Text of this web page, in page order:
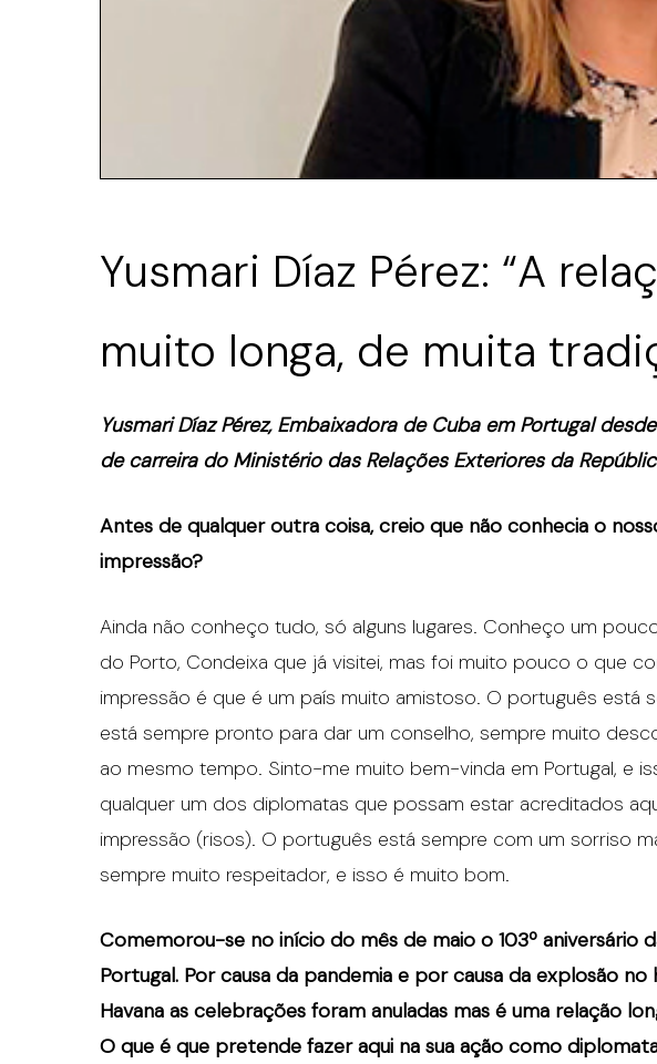
Yusmari Díaz Pérez: “A
muito longa, de muita
Yusmari Díaz Pérez, Embaixadora de Cuba em Portugal
de carreira do Ministério das Relações Exteriores da
Antes de qualquer outra coisa, creio que não conhecia o
impressão?
Ainda não conheço tudo, só alguns lugares. Conheço um
do Porto, Condeixa que já visitei, mas foi muito pouco o que
impressão é que é um país muito amistoso. O português está
está sempre pronto para dar um conselho, sempre muito
ao mesmo tempo. Sinto-me muito bem-vinda em Portugal, e
qualquer um dos diplomatas que possam estar acreditados
impressão (risos). O português está sempre com um sorriso
sempre muito respeitador, e isso é muito bom.
Comemorou-se no início do mês de maio o 103º aniversário
Portugal. Por causa da pandemia e por causa da explosão
Havana as celebrações foram anuladas mas é uma relação
O que é que pretende fazer aqui na sua ação como